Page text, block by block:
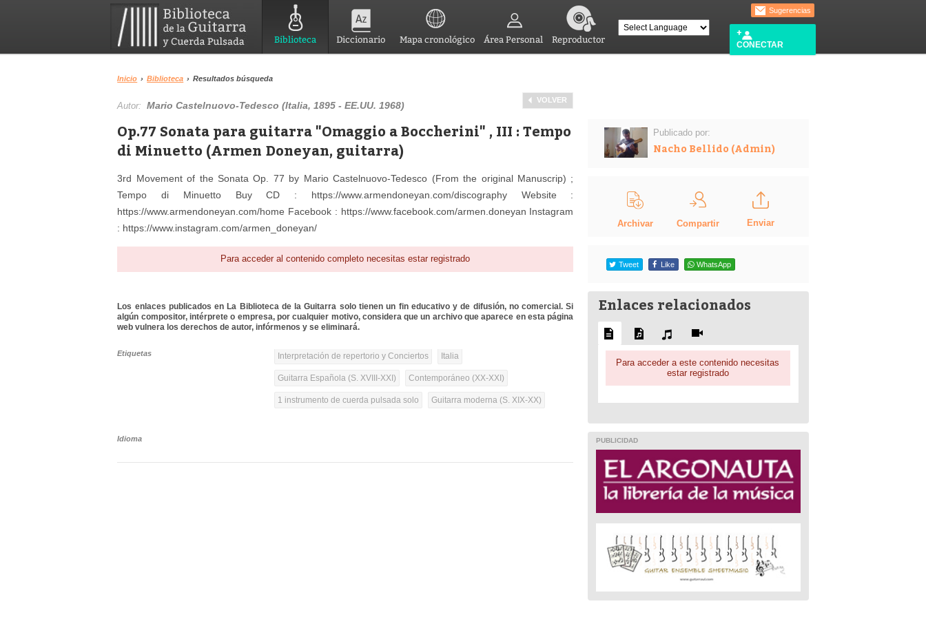
Biblioteca Diccionario Mapa cronológico Área Personal Reproductor
Sugerencias
CONECTAR
Inicio › Biblioteca › Resultados búsqueda
VOLVER
Autor:Mario Castelnuovo-Tedesco (Italia, 1895 - EE.UU. 1968)
Op.77 Sonata para guitarra "Omaggio a Boccherini" , III : Tempo
di Minuetto (Armen Doneyan, guitarra)
3rd Movement of the Sonata Op. 77 by Mario Castelnuovo-Tedesco (From the original Manuscrip) ;
Tempo di Minuetto Buy CD : https://www.armendoneyan.com/discography Website :
https://www.armendoneyan.com/home Facebook : https://www.facebook.com/armen.doneyan Instagram
: https://www.instagram.com/armen_doneyan/
Para acceder al contenido completo necesitas estar registrado
Los enlaces publicados en La Biblioteca de la Guitarra solo tienen un fin educativo y de difusión, no comercial. Si
algún compositor, intérprete o empresa, por cualquier motivo, considera que un archivo que aparece en esta página
web vulnera los derechos de autor, infórmenos y se eliminará.
Etiquetas Interpretación de repertorio y Conciertos Italia
Guitarra Española (S. XVIII-XXI) Contemporáneo (XX-XXI)
1 instrumento de cuerda pulsada solo Guitarra moderna (S. XIX-XX)
Idioma
Publicado por:
Nacho Bellido (Admin)
Archivar Compartir Enviar
Tweet Like WhatsApp
Enlaces relacionados
Para acceder a este contenido necesitas
estar registrado
PUBLICIDAD